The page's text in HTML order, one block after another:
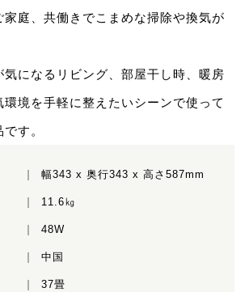
家庭、共働きでこまめな掃除や換気が
気になるリビング、部屋干し時、暖房
境を手軽に整えたいシーンで使って
す。
幅343 x 奥行343 x 高さ587mm
11.6㎏
48W
中国
37畳